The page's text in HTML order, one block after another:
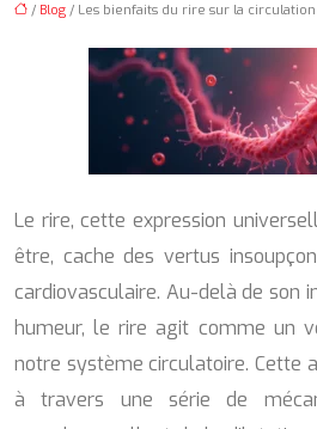
/ Blog / Les bienfaits du rire sur la circulation
Le rire, cette expression
être, cache des vertus
cardiovasculaire. Au-delà de son
humeur, le rire agit comme un
notre système circulatoire. Cette
à travers une série de